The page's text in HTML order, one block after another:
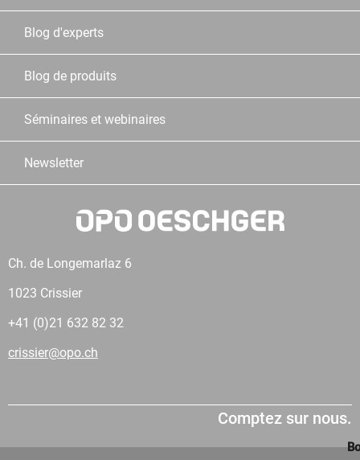
Blog d'experts
Blog de produits
Séminaires et webinaires
Newsletter
Ch. de Longemarlaz 6
1023 Crissier
+41 (0)21 632 82 32
crissier@opo.ch
Comptez sur nous.